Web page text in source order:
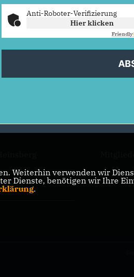
Anti-Roboter-Verifizierung
Hier klicken
Friendly
Weiterhin verwenden wir
Dienste, benötigen wir Ihre
.